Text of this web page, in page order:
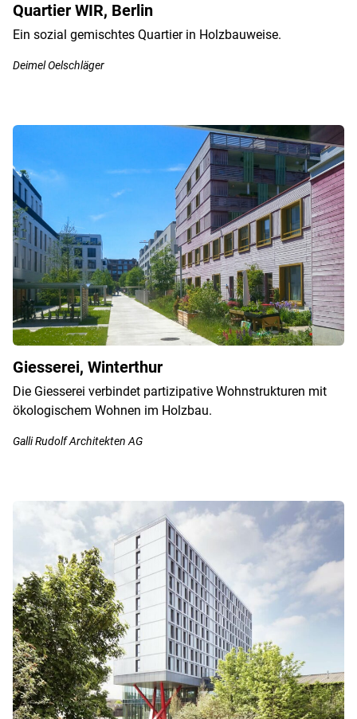
Quartier WIR, Berlin
Ein sozial gemischtes Quartier in Holzbauweise.
Deimel Oelschläger
Giesserei, Winterthur
Die Giesserei verbindet partizipative Wohnstrukturen mit
ökologischem Wohnen im Holzbau.
Galli Rudolf Architekten AG